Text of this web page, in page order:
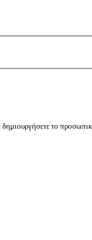
δημιουργήσετε το